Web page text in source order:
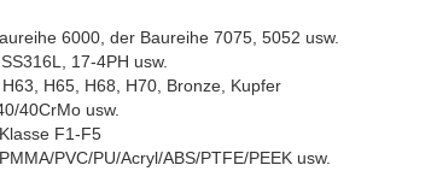
6000, der Baureihe 7075, 5052 usw.
17-4PH usw.
H65, H68, H70, Bronze, Kupfer
40CrMo usw.
Klasse F1-F5
PVC/PU/Acryl/ABS/PTFE/PEEK usw.